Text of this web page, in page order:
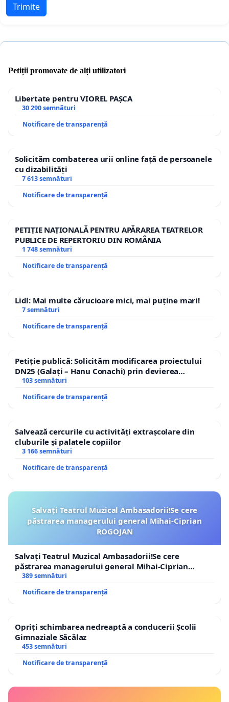
Trimite
Petiții promovate de alți utilizatori
Libertate pentru VIOREL PAȘCA
30 290 semnături
Notificare de transparență
Solicităm combaterea urii online față de persoanele
cu dizabilități
7 613 semnături
Notificare de transparență
PETIȚIE NAȚIONALĂ PENTRU APĂRAREA TEATRELOR
PUBLICE DE REPERTORIU DIN ROMÂNIA
1 748 semnături
Notificare de transparență
Lidl: Mai multe cărucioare mici, mai puține mari!
7 semnături
Notificare de transparență
Petiție publică: Solicităm modificarea proiectului
DN25 (Galați – Hanu Conachi) prin devierea
traseului în afara localităților!
103 semnături
Notificare de transparență
Salvează cercurile cu activități extrașcolare din
cluburile și palatele copiilor
3 166 semnături
Notificare de transparență
Salvați Teatrul Muzical Ambasadorii!Se cere
păstrarea managerului general Mihai-Ciprian
ROGOJAN
Salvați Teatrul Muzical Ambasadorii!Se cere
păstrarea managerului general Mihai-Ciprian
ROGOJAN
389 semnături
Notificare de transparență
Opriți schimbarea nedreaptă a conducerii Școlii
Gimnaziale Săcălaz
453 semnături
Notificare de transparență